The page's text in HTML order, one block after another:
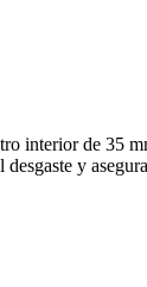
interior de 35
y